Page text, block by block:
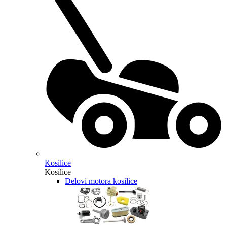
Kosilice
Kosilice
Delovi motora kosilice